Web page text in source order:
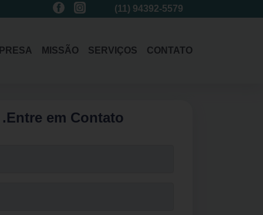
3214-1485 (11) 94392-5579
MISSÃO SERVIÇOS CONTATO
.Entre em Contato